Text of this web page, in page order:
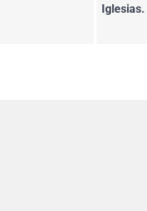
Iglesias.